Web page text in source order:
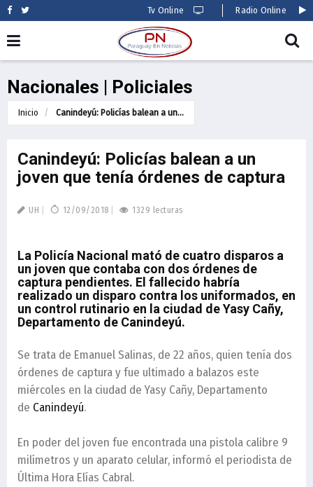
Tv Online Radio Online
Nacionales | Policiales
Inicio Canindeyú: Policías balean a un...
Canindeyú: Policías balean a un
joven que tenía órdenes de captura
UH 12/09/2018 1329 lecturas
La Policía Nacional mató de cuatro disparos a
un joven que contaba con dos órdenes de
captura pendientes. El fallecido habría
realizado un disparo contra los uniformados, en
un control rutinario en la ciudad de Yasy Cañy,
Departamento de Canindeyú.
Se trata de Emanuel Salinas, de 22 años, quien tenía dos
órdenes de captura y fue ultimado a balazos este
miércoles en la ciudad de Yasy Cañy, Departamento
de Canindeyú.
En poder del joven fue encontrada una pistola calibre 9
milímetros y un aparato celular, informó el periodista de
Última Hora Elías Cabral.